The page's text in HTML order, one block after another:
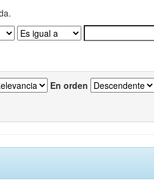
En orden